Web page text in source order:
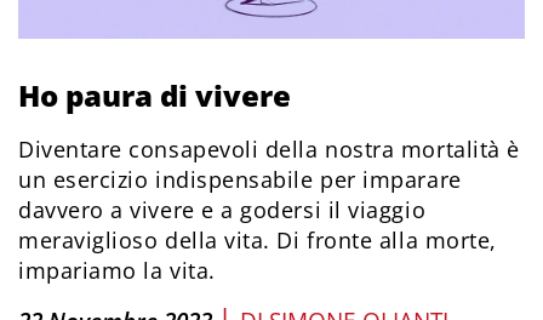
Ho paura di vivere
Diventare consapevoli della nostra mortalità è
un esercizio indispensabile per imparare
davvero a vivere e a godersi il viaggio
meraviglioso della vita. Di fronte alla morte,
impariamo la vita.